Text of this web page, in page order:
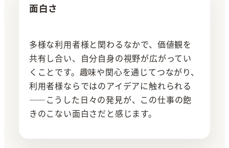
面白さ
多様な利用者様と関わるなかで、価値観を
共有し合い、自分自身の視野が広がってい
くことです。趣味や関心を通じてつながり、
利用者様ならではのアイデアに触れられる
――こうした日々の発見が、この仕事の飽
きのこない面白さだと感じます。